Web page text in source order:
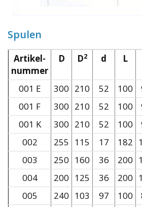
Spulen
Artikel-
nummer
D D2 d L
001 E
300 210 52 100
001 F
300 210 52 100
001 K
300 210 52 100
002
255 115 17 182
003
250 160 36 200
004
200 125 36 200
005
240 103 97 100